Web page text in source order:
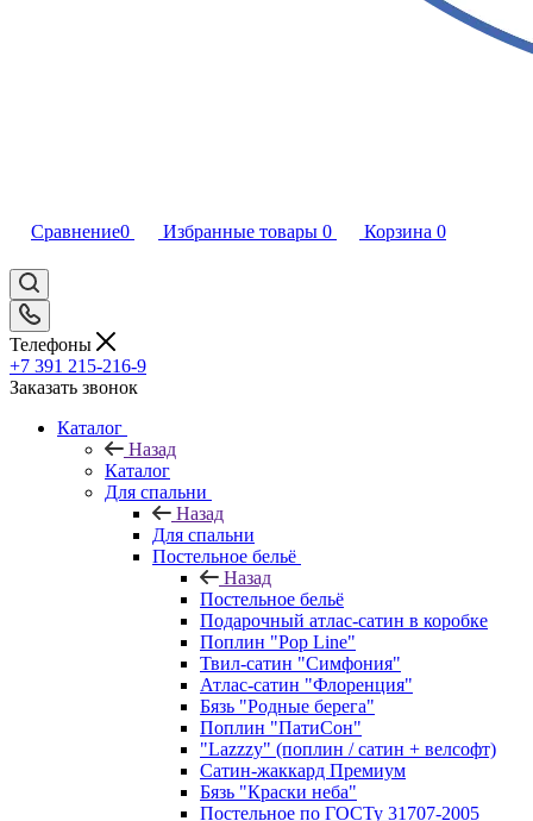
Сравнение0 Избранные товары 0 Корзина 0
Телефоны
+7 391 215-216-9
Заказать звонок
Каталог
Назад
Каталог
Для спальни
Назад
Для спальни
Постельное бельё
Назад
Постельное бельё
Подарочный атлас-сатин в коробке
Поплин "Pop Line"
Твил-сатин "Симфония"
Атлас-сатин "Флоренция"
Бязь "Родные берега"
Поплин "ПатиСон"
"Lazzzy" (поплин / сатин + велсофт)
Сатин-жаккард Премиум
Бязь "Краски неба"
Постельное по ГОСТу 31707-2005